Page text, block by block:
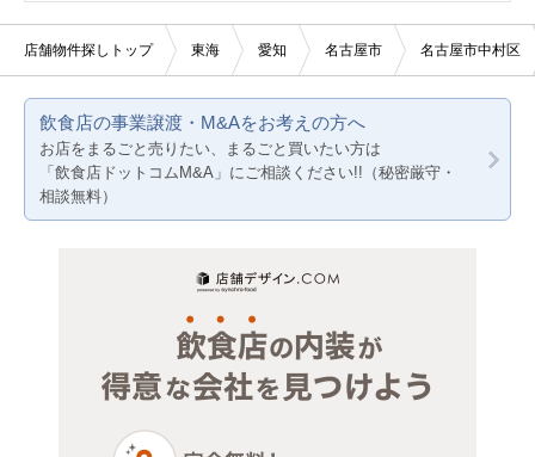
10坪以下
美容室・理容室
医療・歯科・クリニック
物販・小売
バー
その他
その他店舗物件
名古屋市千種区
名古屋市北区
名古屋市西区
愛知
岐阜
三重
店舗物件探しトップ 東海 愛知 名古屋市 名古屋市中村区
飲食店の事業譲渡・M&Aをお考えの方へ
お店をまるごと売りたい、まるごと買いたい方は
「飲食店ドットコムM&A」にご相談ください!!（秘密厳守・
相談無料）